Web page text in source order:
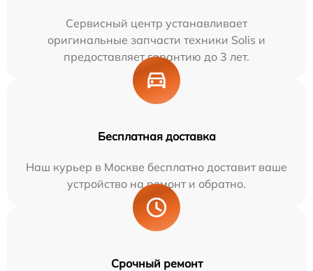
Сервисный центр устанавливает
оригинальные запчасти техники Solis и
предоставляет гарантию до 3 лет.
Бесплатная доставка
Наш курьер в Москве бесплатно доставит ваше
устройство на ремонт и обратно.
Срочный ремонт